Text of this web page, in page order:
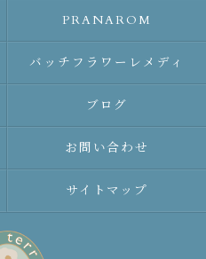
PRANAROM
バッチフラワーレメディ
ブログ
お問い合わせ
サイトマップ